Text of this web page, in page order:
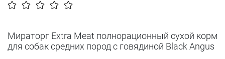
Мираторг Extra Meat полнорационный сухой корм
для собак средних пород с говядиной Black Angus